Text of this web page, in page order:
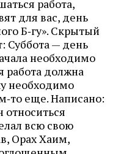
работа,
для вас, день
Б‑гу». Скрытый
Суббота — день
необходимо
работа должна
необходимо
еще. Написано:
относиться
всю свою
Орах Хаим,